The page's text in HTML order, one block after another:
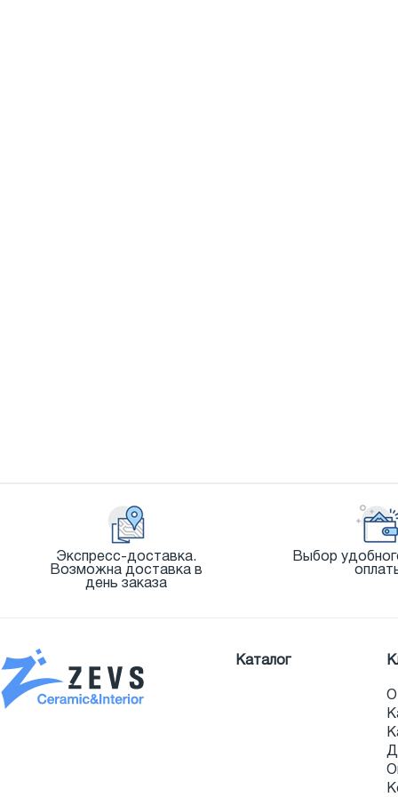
Экспресс-доставка.
Возможна доставка в
день заказа
Выбор
Каталог
О